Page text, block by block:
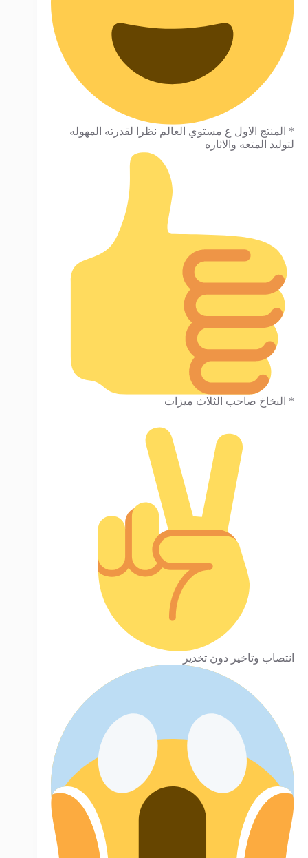
* المنتج الاول ع مستوي العالم نظرا لقدرته المهوله
لتوليد المتعه والاثاره
* البخاخ صاحب الثلاث ميزات
انتصاب وتاخير دون تخدير